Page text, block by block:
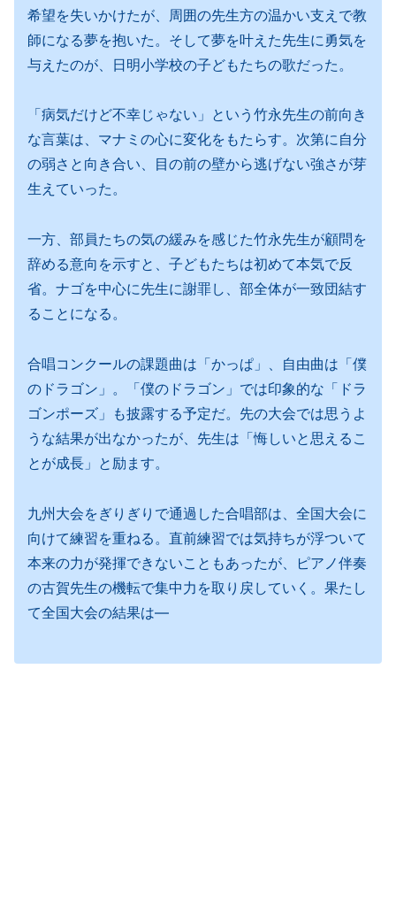
希望を失いかけたが、周囲の先生方の温かい支えで教
師になる夢を抱いた。そして夢を叶えた先生に勇気を
与えたのが、日明小学校の子どもたちの歌だった。
「病気だけど不幸じゃない」という竹永先生の前向き
な言葉は、マナミの心に変化をもたらす。次第に自分
の弱さと向き合い、目の前の壁から逃げない強さが芽
生えていった。
一方、部員たちの気の緩みを感じた竹永先生が顧問を
辞める意向を示すと、子どもたちは初めて本気で反
省。ナゴを中心に先生に謝罪し、部全体が一致団結す
ることになる。
合唱コンクールの課題曲は「かっぱ」、自由曲は「僕
のドラゴン」。「僕のドラゴン」では印象的な「ドラ
ゴンポーズ」も披露する予定だ。先の大会では思うよ
うな結果が出なかったが、先生は「悔しいと思えるこ
とが成長」と励ます。
九州大会をぎりぎりで通過した合唱部は、全国大会に
向けて練習を重ねる。直前練習では気持ちが浮ついて
本来の力が発揮できないこともあったが、ピアノ伴奏
の古賀先生の機転で集中力を取り戻していく。果たし
て全国大会の結果は—